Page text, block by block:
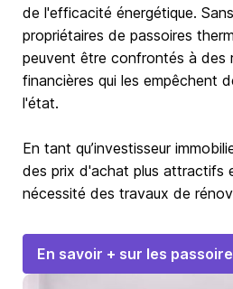
de l'efficacité énergétique.
propriétaires de passoires
peuvent être confrontés à des
financières qui les empêchent
l'état.
En tant qu’investisseur
des prix d'achat plus attractifs
nécessité des travaux de
En savoir + sur les